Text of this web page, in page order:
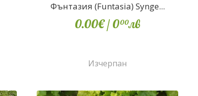
Фънтазия (Funtasia) Synge...
0.00€/ 000лв
Изчерпан